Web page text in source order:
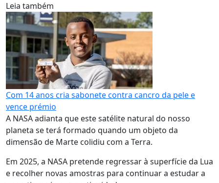
Leia também
Com 14 anos cria sabonete contra cancro da pele e
vence prémio
A NASA adianta que este satélite natural do nosso
planeta se terá formado quando um objeto da
dimensão de Marte colidiu com a Terra.
Em 2025, a NASA pretende regressar à superfície da Lua
e recolher novas amostras para continuar a estudar a